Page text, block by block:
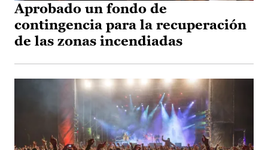
Aprobado un fondo de
contingencia para la recuperación
de las zonas incendiadas